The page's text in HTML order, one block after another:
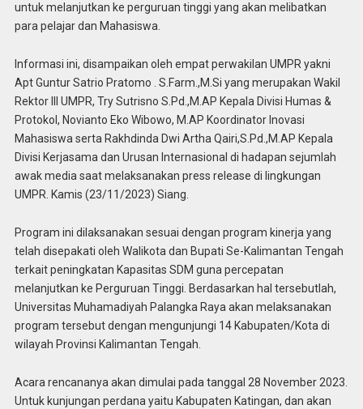
untuk melanjutkan ke perguruan tinggi yang akan melibatkan
para pelajar dan Mahasiswa.
Informasi ini, disampaikan oleh empat perwakilan UMPR yakni
Apt Guntur Satrio Pratomo . S.Farm.,M.Si yang merupakan Wakil
Rektor III UMPR, Try Sutrisno S.Pd.,M.AP Kepala Divisi Humas &
Protokol, Novianto Eko Wibowo, M.AP Koordinator Inovasi
Mahasiswa serta Rakhdinda Dwi Artha Qairi,S.Pd.,M.AP Kepala
Divisi Kerjasama dan Urusan Internasional di hadapan sejumlah
awak media saat melaksanakan press release di lingkungan
UMPR. Kamis (23/11/2023) Siang.
Program ini dilaksanakan sesuai dengan program kinerja yang
telah disepakati oleh Walikota dan Bupati Se-Kalimantan Tengah
terkait peningkatan Kapasitas SDM guna percepatan
melanjutkan ke Perguruan Tinggi. Berdasarkan hal tersebutlah,
Universitas Muhamadiyah Palangka Raya akan melaksanakan
program tersebut dengan mengunjungi 14 Kabupaten/Kota di
wilayah Provinsi Kalimantan Tengah.
Acara rencananya akan dimulai pada tanggal 28 November 2023.
Untuk kunjungan perdana yaitu Kabupaten Katingan, dan akan